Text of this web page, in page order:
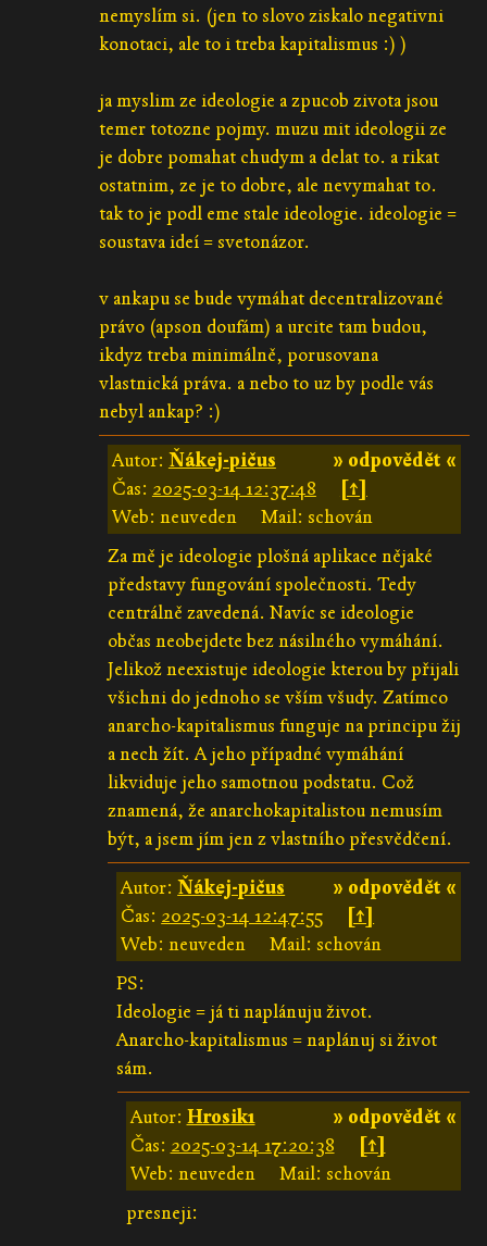
nemyslím si. (jen to slovo ziskalo negativni
konotaci, ale to i treba kapitalismus :) )
ja myslim ze ideologie a zpucob zivota jsou
temer totozne pojmy. muzu mit ideologii ze
je dobre pomahat chudym a delat to. a rikat
ostatnim, ze je to dobre, ale nevymahat to.
tak to je podl eme stale ideologie. ideologie =
soustava ideí = svetonázor.
v ankapu se bude vymáhat decentralizované
právo (apson doufám) a urcite tam budou,
ikdyz treba minimálně, porusovana
vlastnická práva. a nebo to uz by podle vás
nebyl ankap? :)
» odpovědět «
Autor: Ňákej-pičus
Čas: 2025-03-14 12:37:48
[↑]
Web: neuveden
Mail: schován
Za mě je ideologie plošná aplikace nějaké
představy fungování společnosti. Tedy
centrálně zavedená. Navíc se ideologie
občas neobejdete bez násilného vymáhání.
Jelikož neexistuje ideologie kterou by přijali
všichni do jednoho se vším všudy. Zatímco
anarcho-kapitalismus funguje na principu žij
a nech žít. A jeho případné vymáhání
likviduje jeho samotnou podstatu. Což
znamená, že anarchokapitalistou nemusím
být, a jsem jím jen z vlastního přesvědčení.
» odpovědět «
Autor:Ňákej-pičus
Čas: 2025-03-14 12:47:55
[↑]
Web: neuveden
Mail: schován
PS:
Ideologie = já ti naplánuju život.
Anarcho-kapitalismus = naplánuj si život
sám.
» odpovědět «
Autor: Hrosik1
Čas: 2025-03-14 17:20:38
[↑]
Web: neuveden
Mail: schován
presneji: